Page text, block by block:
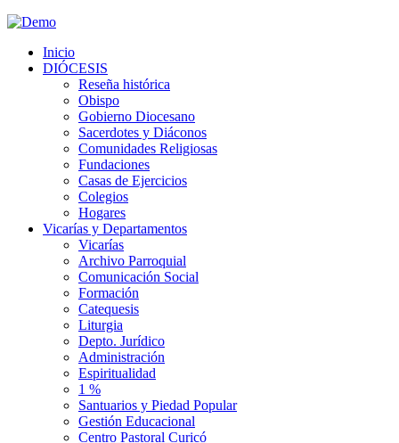
Inicio
DIÓCESIS
Reseña histórica
Obispo
Gobierno Diocesano
Sacerdotes y Diáconos
Comunidades Religiosas
Fundaciones
Casas de Ejercicios
Colegios
Hogares
Vicarías y Departamentos
Vicarías
Archivo Parroquial
Comunicación Social
Formación
Catequesis
Liturgia
Depto. Jurídico
Administración
Espiritualidad
1 %
Santuarios y Piedad Popular
Gestión Educacional
Centro Pastoral Curicó